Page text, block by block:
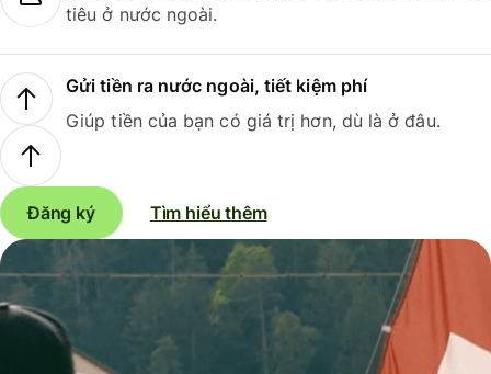
tiêu ở nước ngoài.
Gửi tiền ra nước ngoài, tiết kiệm phí
Giúp tiền của bạn có giá trị hơn, dù là ở đâu.
Đăng ký Tìm hiểu thêm